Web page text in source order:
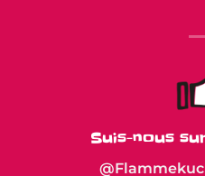
Suis-nous